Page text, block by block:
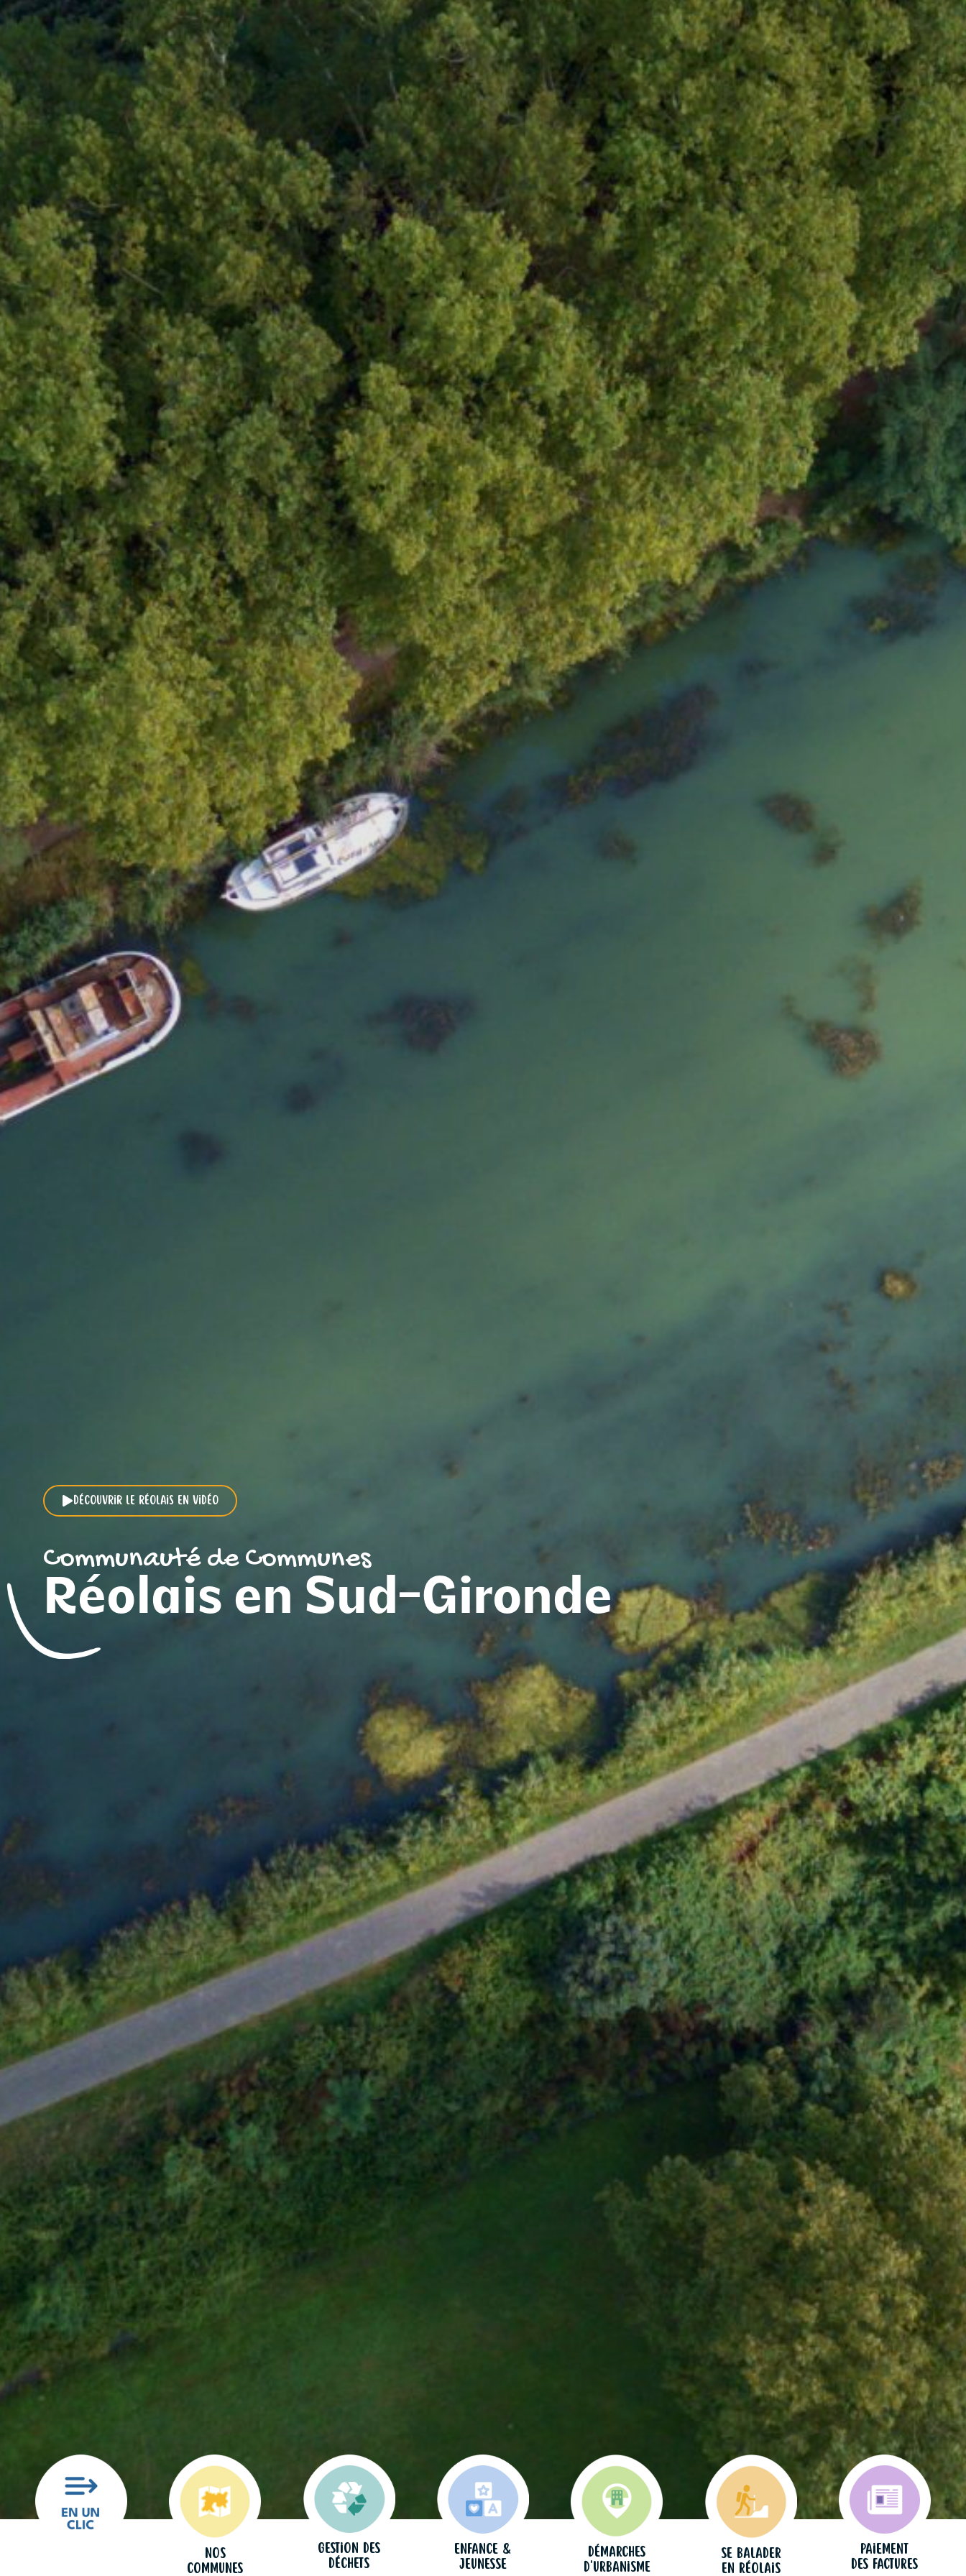
Contactez-nous au 05 56 71 71 55
MON TERRITOIRE VIVRE AU QUOTIDIEN TRAVAILLER ET ENTREPRENDRE DÉCOUVRIR
Découvrir le Réolais en vidéo
Communauté de Communes
Réolais en Sud-Gironde
Nos
communes
Gestion des
déchets
Enfance &
jeunesse
Démarches
d'urbanisme
Se balader
en Réolais
Paiement
des factures